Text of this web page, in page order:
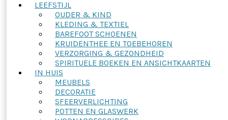
LEEFSTIJL
OUDER & KIND
KLEDING & TEXTIEL
BAREFOOT SCHOENEN
KRUIDENTHEE EN TOEBEHOREN
VERZORGING & GEZONDHEID
SPIRITUELE BOEKEN EN ANSICHTKAARTEN
IN HUIS
MEUBELS
DECORATIE
SFEERVERLICHTING
POTTEN EN GLASWERK